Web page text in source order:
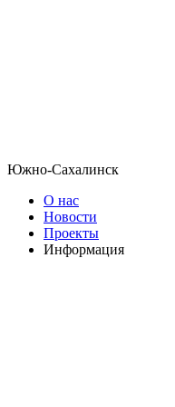
Южно-Сахалинск
О нас
Новости
Проекты
Информация